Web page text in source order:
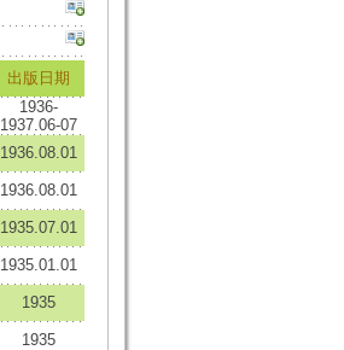
出版日期
1936-
1937.06-07
1936.08.01
1936.08.01
1935.07.01
1935.01.01
1935
1935